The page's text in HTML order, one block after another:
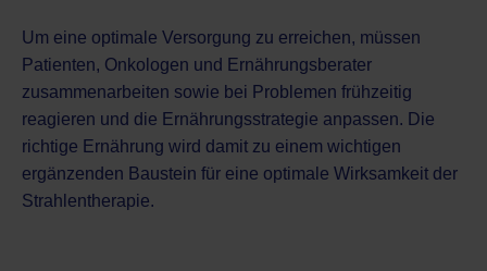
Um eine optimale Versorgung zu erreichen, müssen
Patienten, Onkologen und Ernährungsberater
zusammenarbeiten sowie bei Problemen frühzeitig
reagieren und die Ernährungsstrategie anpassen. Die
richtige Ernährung wird damit zu einem wichtigen
ergänzenden Baustein für eine optimale Wirksamkeit der
Strahlentherapie.